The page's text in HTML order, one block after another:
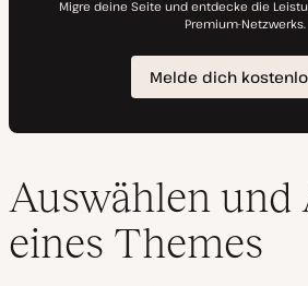
Auswählen und
eines Themes